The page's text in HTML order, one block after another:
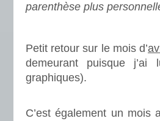
parenthèse plus
Petit retour sur le mois d’
demeurant puisque j’ai
graphiques).
C’est également un mois